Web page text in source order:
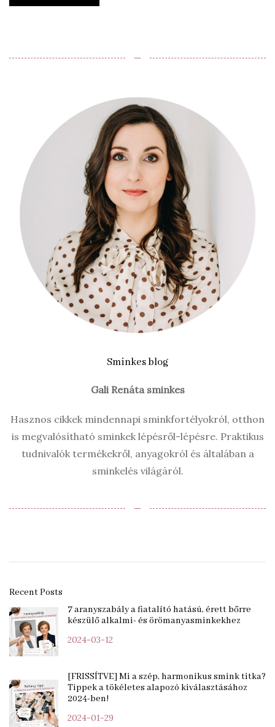
‒
Sminkes blog
Gali Renáta sminkes
Hasznos cikkek mindennapi sminkfortélyokról, otthon
is megvalósítható sminkek lépésről-lépésre. Praktikus
tudnivalók termékekről, anyagokról és általában a
sminkelés világáról.
‒
Recent Posts
7 aranyszabály a fiatalító hatású, érett bőrre
készülő alkalmi- és örömanyasminkekhez
2024-03-12
[FRISSÍTVE] Mi a szép, harmonikus smink titka?
Tippek a tökéletes alapozó kiválasztásához
2024-ben!
2024-01-29